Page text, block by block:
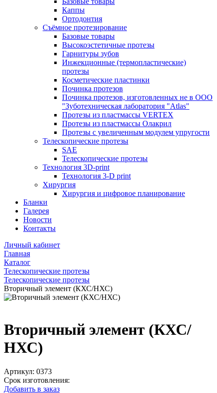
Каппы
Ортодонтия
Съёмное протезирование
Базовые товары
Высокоэстетичные протезы
Гарнитуры зубов
Инжекционные (термопластические)
протезы
Косметические пластинки
Починка протезов
Починка протезов, изготовленных не в ООО
"Зуботехническая лаборатория "Atlas"
Протезы из пластмассы VERTEX
Протезы из пластмассы Олакрил
Протезы с увеличенным модулем упругости
Телескопические протезы
SAE
Телескопические протезы
Технология 3D-print
Технология 3-D print
Хирургия
Хирургия и цифровое планирование
Бланки
Галерея
Новости
Контакты
Личный кабинет
Главная
Каталог
Телескопические протезы
Телескопические протезы
Вторичный элемент (КХС/НХС)
Вторичный элемент (КХС/
НХС)
Артикул: 0373
Срок изготовления:
Добавить в заказ